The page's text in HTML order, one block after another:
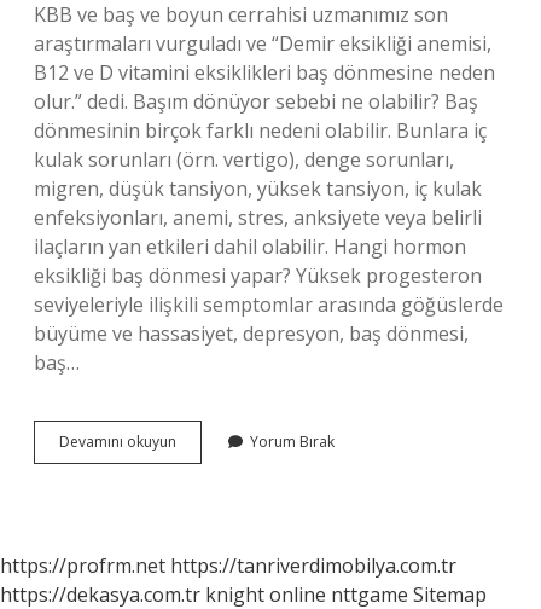
KBB ve baş ve boyun cerrahisi uzmanımız son
araştırmaları vurguladı ve “Demir eksikliği anemisi,
B12 ve D vitamini eksiklikleri baş dönmesine neden
olur.” dedi. Başım dönüyor sebebi ne olabilir? Baş
dönmesinin birçok farklı nedeni olabilir. Bunlara iç
kulak sorunları (örn. vertigo), denge sorunları,
migren, düşük tansiyon, yüksek tansiyon, iç kulak
enfeksiyonları, anemi, stres, anksiyete veya belirli
ilaçların yan etkileri dahil olabilir. Hangi hormon
eksikliği baş dönmesi yapar? Yüksek progesteron
seviyeleriyle ilişkili semptomlar arasında göğüslerde
büyüme ve hassasiyet, depresyon, baş dönmesi,
baş…
Devamını okuyun
Eksikliği
Yorum Bırak
https://profrm.net https://tanriverdimobilya.com.tr
https://dekasya.com.tr knight online nttgame Sitemap